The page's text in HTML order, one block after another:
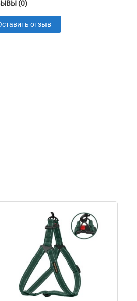
(0)
отзыв